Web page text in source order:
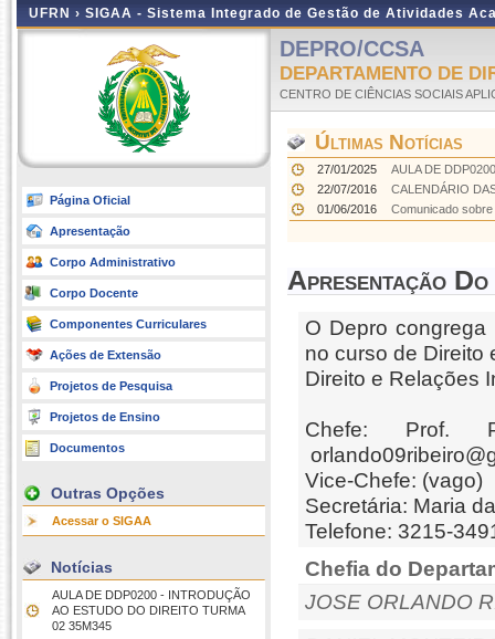
UFRN › SIGAA - Sistema Integrado de Gestão de Atividades
Página Oficial
Apresentação
Corpo Administrativo
Corpo Docente
Componentes Curriculares
Ações de Extensão
Projetos de Pesquisa
Projetos de Ensino
Documentos
Outras Opções
Acessar o SIGAA
Notícias
AULA DE DDP0200 - INTRODUÇÃO
AO ESTUDO DO DIREITO TURMA
02 35M345
DEPRO/CCSA
DEPARTAMENTO DE
CENTRO DE CIÊNCIAS SOCIAIS
Últimas Notícias
27/01/2025
AULA DE
22/07/2016
CALENDÁRIO
01/06/2016
Comunicado
Apresentação
O Depro
no curso de Direito
Direito e Relações
Chefe: Prof.
Vice-Chefe: (vago)
Secretária: Maria
Telefone: 3215-
Chefia do
JOSE ORLANDO